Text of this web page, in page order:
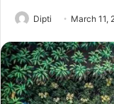
Dipti March 11,